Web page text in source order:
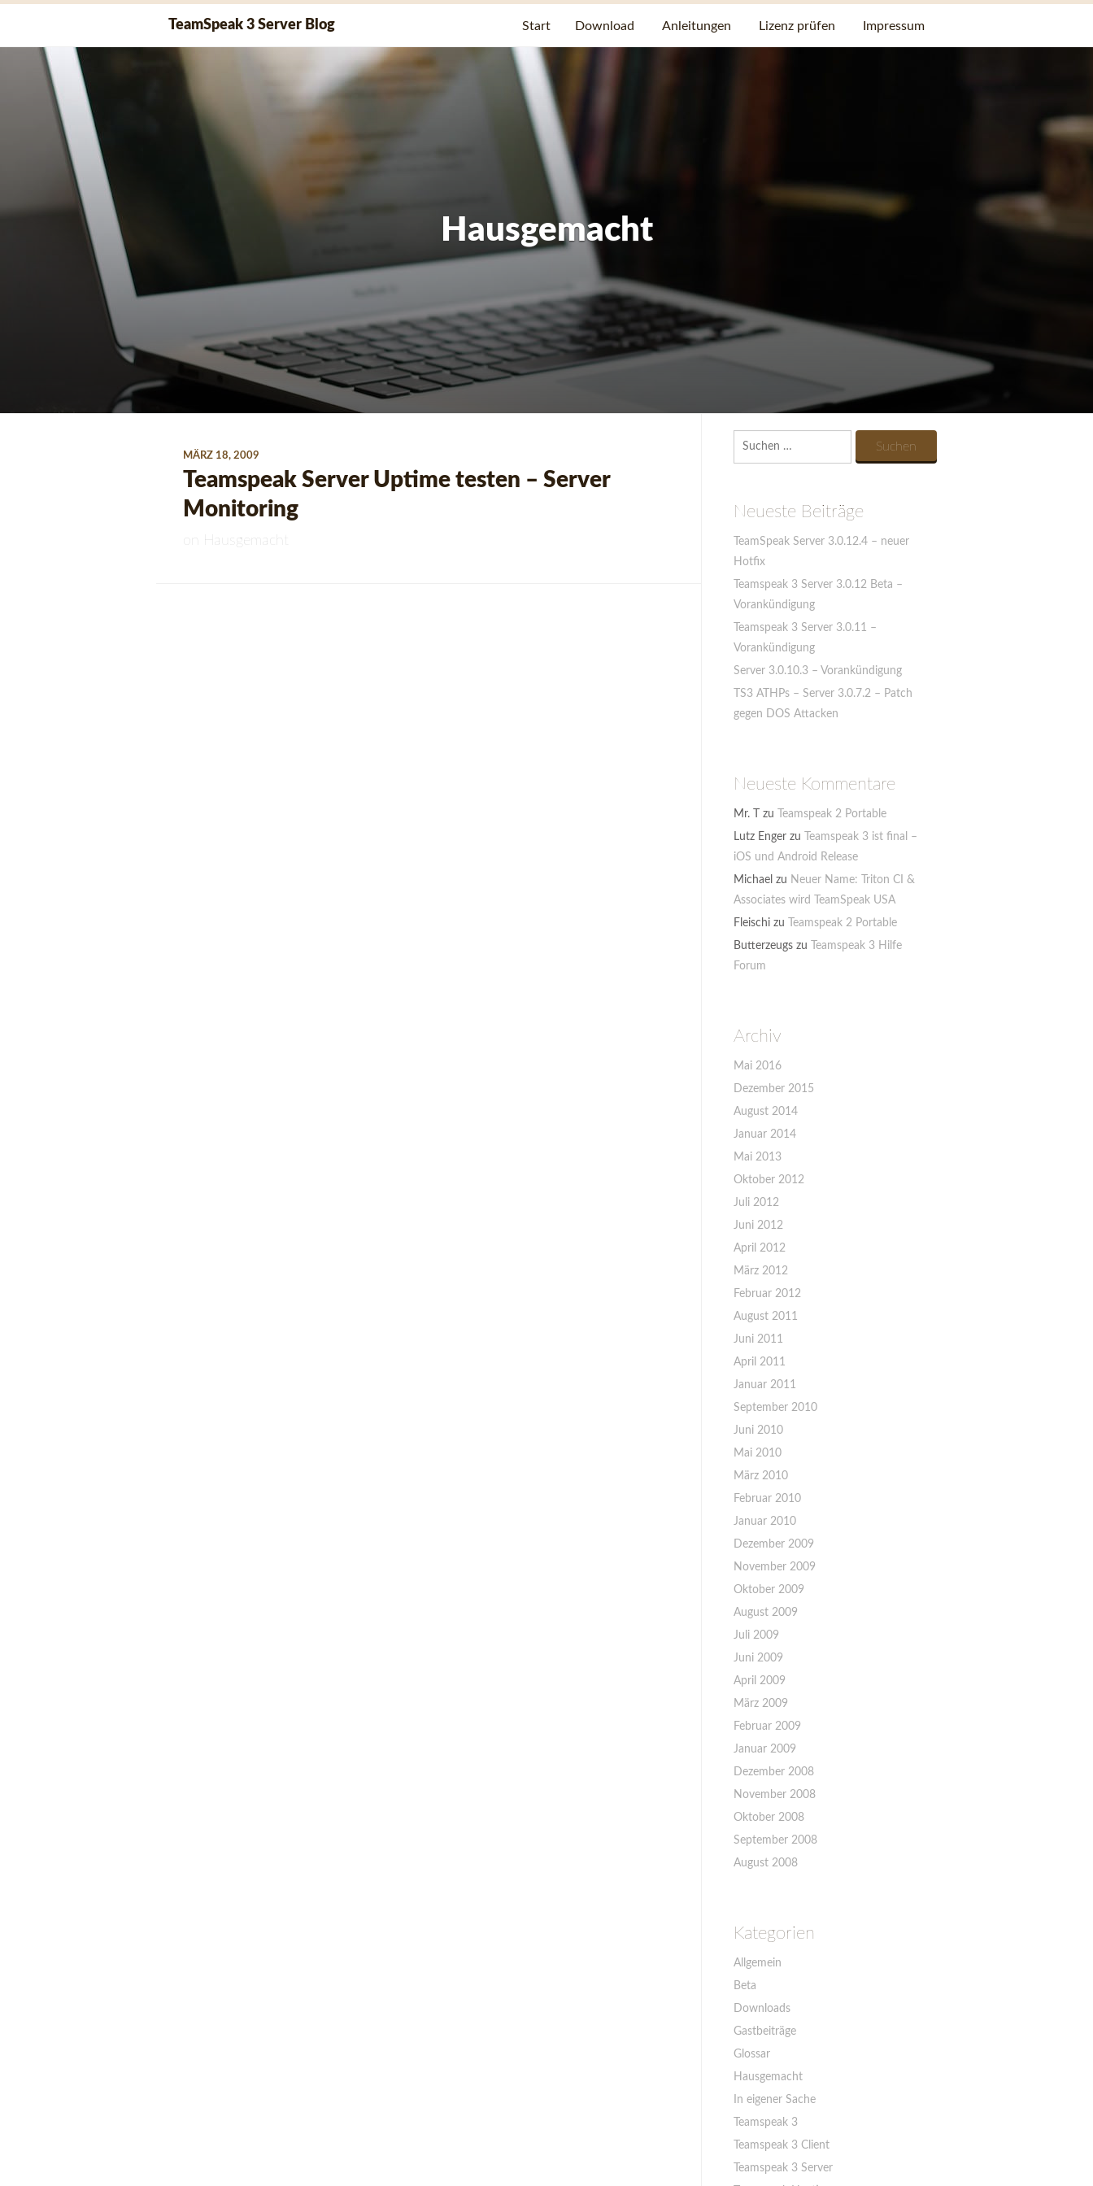
TeamSpeak 3 Server Blog Start Download Anleitungen Lizenz prüfen Impressum
Hausgemacht
MÄRZ 18, 2009
Teamspeak Server Uptime testen – Server
Monitoring
Hausgemacht
Suchen
Neueste Beiträge
TeamSpeak Server 3.0.12.4 – neuer
Hotfix
Teamspeak 3 Server 3.0.12 Beta –
Vorankündigung
Teamspeak 3 Server 3.0.11 –
Vorankündigung
Server 3.0.10.3 – Vorankündigung
TS3 ATHPs – Server 3.0.7.2 – Patch
gegen DOS Attacken
Neueste Kommentare
Mr. T zu
Teamspeak 2 Portable
Lutz Enger zu
Teamspeak 3 ist final –
iOS und Android Release
Michael zu Neuer Name: Triton CI &
Associates wird TeamSpeak USA
Fleischi zu
Teamspeak 2 Portable
Butterzeugs zu
Teamspeak 3 Hilfe
Forum
Archiv
Mai 2016
Dezember 2015
August 2014
Januar 2014
Mai 2013
Oktober 2012
Juli 2012
Juni 2012
April 2012
März 2012
Februar 2012
August 2011
Juni 2011
April 2011
Januar 2011
September 2010
Juni 2010
Mai 2010
März 2010
Februar 2010
Januar 2010
Dezember 2009
November 2009
Oktober 2009
August 2009
Juli 2009
Juni 2009
April 2009
März 2009
Februar 2009
Januar 2009
Dezember 2008
November 2008
Oktober 2008
September 2008
August 2008
Kategorien
Allgemein
Beta
Downloads
Gastbeiträge
Glossar
Hausgemacht
In eigener Sache
Teamspeak 3
Teamspeak 3 Client
Teamspeak 3 Server